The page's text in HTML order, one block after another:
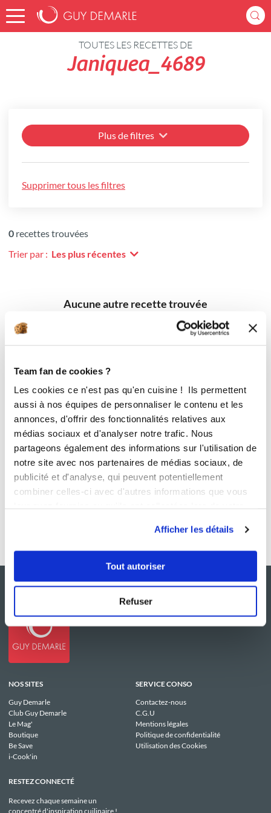
Team fan de cookies ?
Les cookies ce n'est pas qu'en cuisine ! Ils permettent
aussi à nos équipes de personnaliser le contenu et les
annonces, d'offrir des fonctionnalités relatives aux
médias sociaux et d'analyser notre trafic. Nous
partageons également des informations sur l'utilisation de
notre site avec nos partenaires de médias sociaux, de
publicité et d'analyse, qui peuvent potentiellement
combiner celles-ci avec d'autres informations que vous
Afficher les détails
Tout autoriser
Refuser
Accueil Recettes
TOUTES LES RECETTES DE
Janiquea_4689
Plus de filtres
Supprimer tous les filtres
0 recettes trouvées
Trier par : Les plus récentes
Aucune autre recette trouvée
NOS SITES
Guy Demarle
Club Guy Demarle
Le Mag'
Boutique
Be Save
i-Cook'in
SERVICE CONSO
Contactez-nous
C.G.U
Mentions légales
Politique de confidentialité
Utilisation des Cookies
RESTEZ CONNECTÉ
Recevez chaque semaine un
concentré d'inspiration cuilinaire !